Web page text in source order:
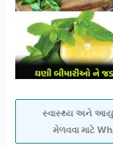
સ્વાસ્થ્ય અને
મેળવવા માટે